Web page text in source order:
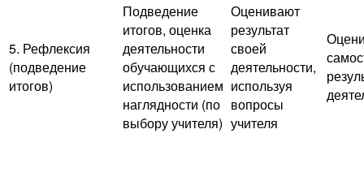
5. Рефлексия
(подведение
итогов)
Подведение
итогов, оценка
деятельности
обучающихся с
использованием
наглядности (по
выбору учителя)
Оценивают
результат
своей
деятельности,
используя
вопросы
учителя